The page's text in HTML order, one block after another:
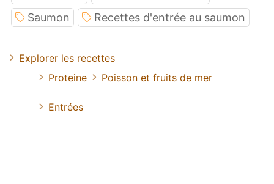
Saumon
Recettes d'entrée au saumon
Explorer les recettes
Proteine
Poisson et fruits de mer
Entrées